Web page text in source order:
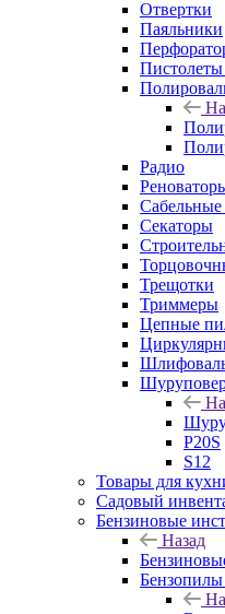
Отвертки
Паяльники
Пистолеты
Радио
Секаторы
Трещотки
Триммеры
Цепные
P20S
S12
Товары для
Садовый
Бензиновые
Назад
Бензопилы